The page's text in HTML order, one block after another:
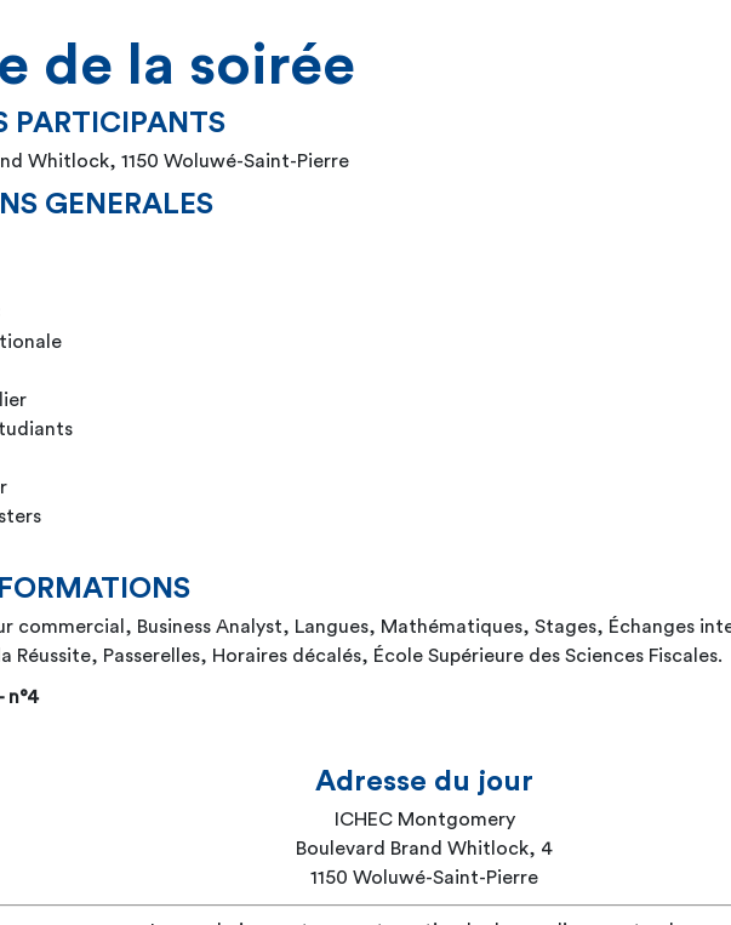
de la soirée
PARTICIPANTS
Whitlock, 1150 Woluwé-Saint-Pierre
GENERALES
commercial, Business Analyst, Langues, Mathématiques, Stages, Échanges
Réussite, Passerelles, Horaires décalés, École Supérieure des Sciences Fiscales.
n°4
Adresse du jour
ICHEC Montgomery
Boulevard Brand Whitlock, 4
1150 Woluwé-Saint-Pierre